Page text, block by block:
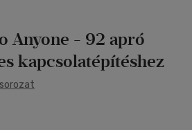
Anyone - 92 apró
kapcsolatépítéshez